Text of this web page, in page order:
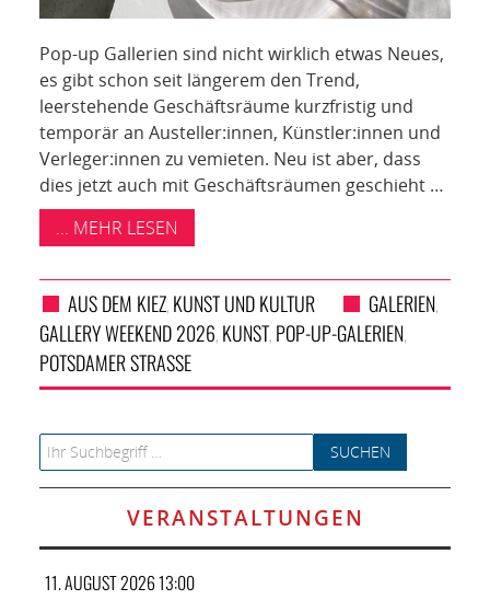
Pop-up Gallerien sind nicht wirklich etwas Neues,
es gibt schon seit längerem den Trend,
leerstehende Geschäftsräume kurzfristig und
temporär an Austeller:innen, Künstler:innen und
Verleger:innen zu vemieten. Neu ist aber, dass
dies jetzt auch mit Geschäftsräumen geschieht …
... MEHR LESEN
AUS DEM KIEZ, KUNST UND KULTUR GALERIEN,
GALLERY WEEKEND 2026, KUNST, POP-UP-GALERIEN,
POTSDAMER STRASSE
Search for:
VERANSTALTUNGEN
11. AUGUST 2026 13:00